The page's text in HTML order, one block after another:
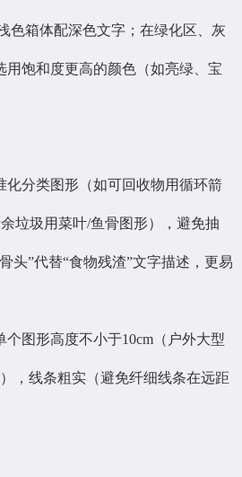
色箱体配深色文字；在绿化区、灰
用饱和度更高的颜色（如亮绿、宝
分类图形（如可回收物用循环箭
垃圾用菜叶/鱼骨图形），避免抽
头”代替“食物残渣”文字描述，更易
图形高度不小于10cm（户外大型
，线条粗实（避免纤细线条在远距